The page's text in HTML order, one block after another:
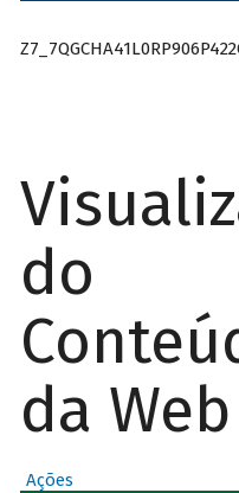
do
da Web
Ações